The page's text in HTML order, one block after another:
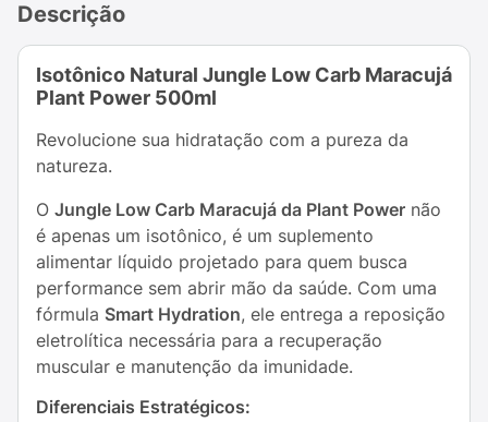
Descrição
Isotônico Natural Jungle Low Carb Maracujá
Plant Power 500ml
Revolucione sua hidratação com a pureza da
natureza.
O Jungle Low Carb Maracujá da Plant Power não
é apenas um isotônico, é um suplemento
alimentar líquido projetado para quem busca
performance sem abrir mão da saúde. Com uma
fórmula Smart Hydration, ele entrega a reposição
eletrolítica necessária para a recuperação
muscular e manutenção da imunidade.
Diferenciais Estratégicos: